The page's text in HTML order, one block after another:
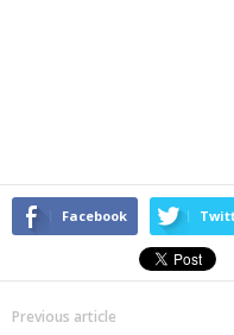
Facebook
Previous article